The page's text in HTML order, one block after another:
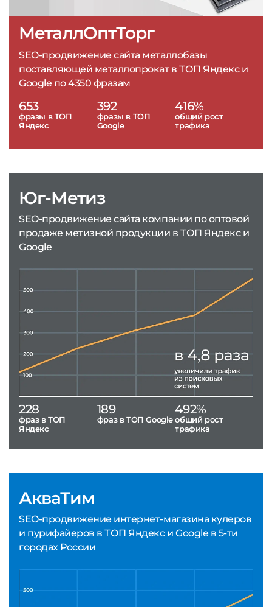
МеталлОптТорг
SEO-продвижение сайта металлобазы
поставляющей металлопрокат в ТОП Яндекс и
Google по 4350 фразам
653
фразы в ТОП
Яндекс
392
фразы в ТОП
Google
416%
общий рост
трафика
АкваТим
SEO-продвижение интернет-магазина кулеров
и пурифайеров в ТОП Яндекс и Google в 5-ти
городах России
Юг-Метиз
SEO-продвижение сайта компании по оптовой
продаже метизной продукции в ТОП Яндекс и
Google
228
фраз в ТОП
Яндекс
189
фраз в ТОП Google
492%
общий рост
трафика